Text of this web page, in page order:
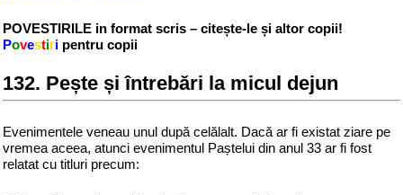
POVESTIRILE in format scris – citește-le și altor copii!
Povestiri pentru copii
132. Pește și întrebări la micul dejun
Evenimentele veneau unul după celălalt. Dacă ar fi existat ziare pe
vremea aceea, atunci evenimentul Paștelui din anul 33 ar fi fost
relatat cu titluri precum: